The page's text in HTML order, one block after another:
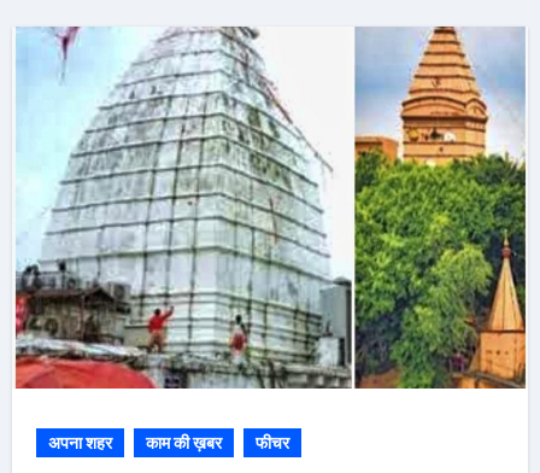
अपना शहर काम की ख़बर फीचर